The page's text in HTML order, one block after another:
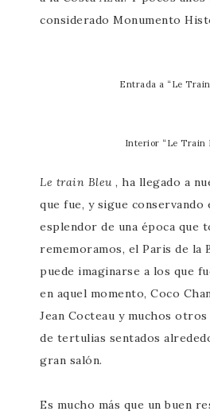
considerado Monumento
Entrada a “Le Train
Interior “Le Train
Le train Bleu , ha llegado a
que fue, y sigue conservando
esplendor de una época que
rememoramos, el Paris de la
puede imaginarse a los que
en aquel momento, Coco
Jean Cocteau y muchos
de tertulias sentados
gran salón.
Es mucho más que un buen